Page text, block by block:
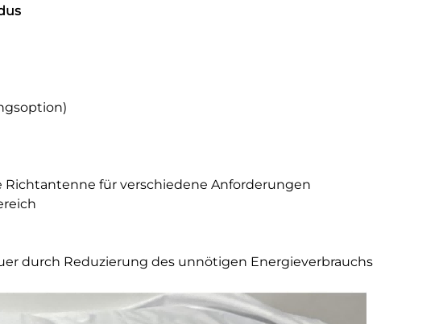
für verschiedene Anforderungen
durch Reduzierung des unnötigen Energieverbrauchs